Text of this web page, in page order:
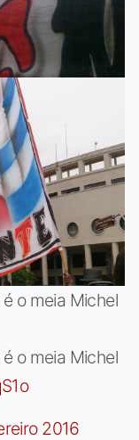
o meia Michel
o meia Michel
2016